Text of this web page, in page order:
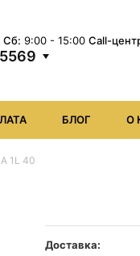
Сб: 9:00 - 15:00 Сall-
БЛОГ О
1L 40
Доставка: